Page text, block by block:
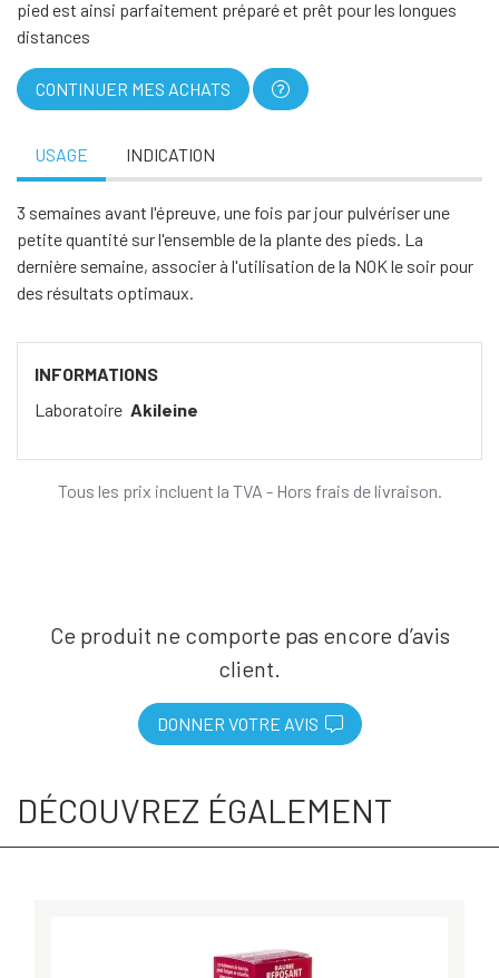
pied est ainsi parfaitement préparé et prêt pour les longues
distances
CONTINUER MES ACHATS
USAGE INDICATION
3 semaines avant l'épreuve, une fois par jour pulvériser une
petite quantité sur l'ensemble de la plante des pieds. La
dernière semaine, associer à l'utilisation de la NOK le soir pour
des résultats optimaux.
INFORMATIONS
Laboratoire Akileine
Tous les prix incluent la TVA - Hors frais de livraison.
Ce produit ne comporte pas encore d’avis
client.
DONNER VOTRE AVIS
DÉCOUVREZ ÉGALEMENT